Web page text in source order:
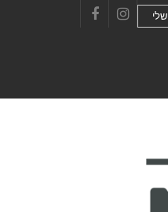
Instagram